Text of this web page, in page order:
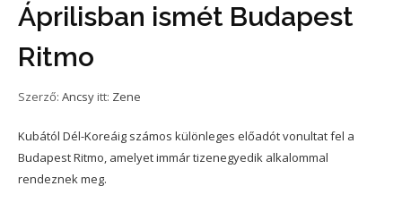
Áprilisban ismét Budapest
Ritmo
Szerző: Ancsy itt: Zene
Kubától Dél-Koreáig számos különleges előadót vonultat fel a
Budapest Ritmo, amelyet immár tizenegyedik alkalommal
rendeznek meg.